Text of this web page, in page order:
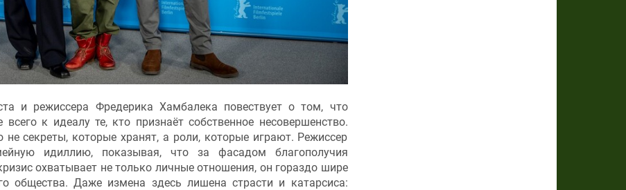
и режиссера Фредерика Хамбалека повествует о том, что
к идеалу те, кто признаёт собственное несовершенство.
секреты, которые хранят, а роли, которые играют. Режиссер
идиллию, показывая, что за фасадом благополучия
охватывает не только личные отношения, он гораздо шире
общества. Даже измена здесь лишена страсти и катарсиса: